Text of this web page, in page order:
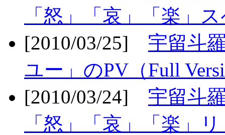
「怒」「哀」「楽」
[2010/03/25] 宇留斗
ユー」のPV（Full
[2010/03/24] 宇留斗
「怒」「哀」「楽」